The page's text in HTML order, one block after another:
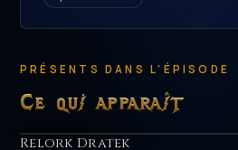
PRÉSENTS DANS L'ÉPISODE
Ce qui apparaît
Relork Dratek